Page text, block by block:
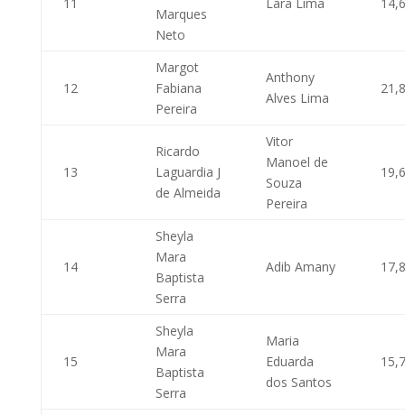
Marques
Neto
12
Margot
Fabiana
Pereira
Anthony
Alves Lima
13
Ricardo
Laguardia J
de Almeida
Vitor
Manoel de
Souza
Pereira
14
Sheyla
Mara
Baptista
Serra
Adib Amany
15
Sheyla
Mara
Baptista
Serra
Maria
Eduarda
dos Santos